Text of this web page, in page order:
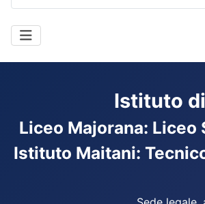
Istituto
Liceo Majorana: Liceo
Istituto Maitani: